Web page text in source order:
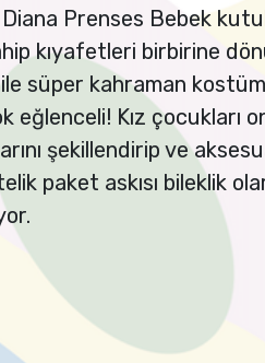
Prenses Bebek
kıyafetleri birbirine
süper kahraman
eğlenceli! Kız çocukları
şekillendirip ve
paket askısı bileklik